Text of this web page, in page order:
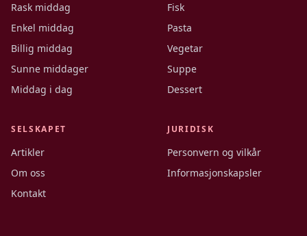
Rask middag
Enkel middag
Billig middag
Sunne middager
Middag i dag
Fisk
Pasta
Vegetar
Suppe
Dessert
SELSKAPET
Artikler
Om oss
Kontakt
JURIDISK
Personvern og vilkår
Informasjonskapsler